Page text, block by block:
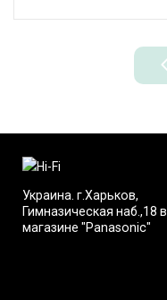
Украина. г.Харьков,
Гимназическая наб.,18 в
магазине "Panasonic"